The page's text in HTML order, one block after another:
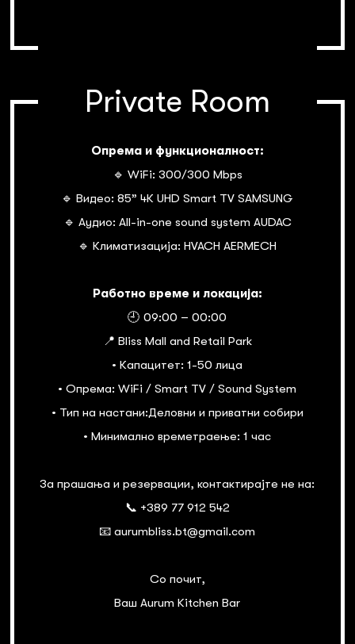
Private Room
Опрема и функционалност:
🔹 WiFi: 300/300 Mbps
🔹 Видео: 85” 4К UHD Smart TV SAMSUNG
🔹 Аудио: All-in-one sound system AUDAC
🔹 Климатизација: HVACH AERMECH
Работно време и локација:
🕘 09:00 – 00:00
📍 Bliss Mall and Retail Park
• Капацитет: 1-50 лица
• Опрема: WiFi / Smart TV / Sound System
• Тип на настани:Деловни и приватни собири
• Минимално времетраење: 1 час
За прашања и резервации, контактирајте не на:
📞 +389 77 912 542
📧 aurumbliss.bt@gmail.com
Со почит,
Ваш Aurum Kitchen Bar